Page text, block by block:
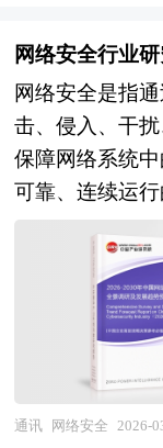
以及各省市相
料。对网上书
外资进入、融
制及发展趋势
网上书店行业
等。是风险投
关企业准确了
动态，把握企
要使命。园区
区、开发区、
业园等以及近
城等。 产业园
分，现在园区
效地创造聚集
应，带动关联
群的形成。产
业集群最终方
互动，是区域
指导下，推进
PLC、DCS、
条。按照应用
边缘层操作系
形成宏内核、
工业互联网与
从封闭专用向
变，其产业边
可控等新兴领
行业正处于自
长期。经过多
入式实时操作
项目与商业产品
网络安全行业
网络安全是指
击、侵入、干
保障网络系统
可靠、连续运
安全是信息安
心目标是维护
崩溃、信息泄
家安全造成损
面的防护，如
更强调管理、
通讯 网络安全 2026-